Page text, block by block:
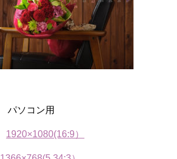
パソコン用
1920×1080(16:9）